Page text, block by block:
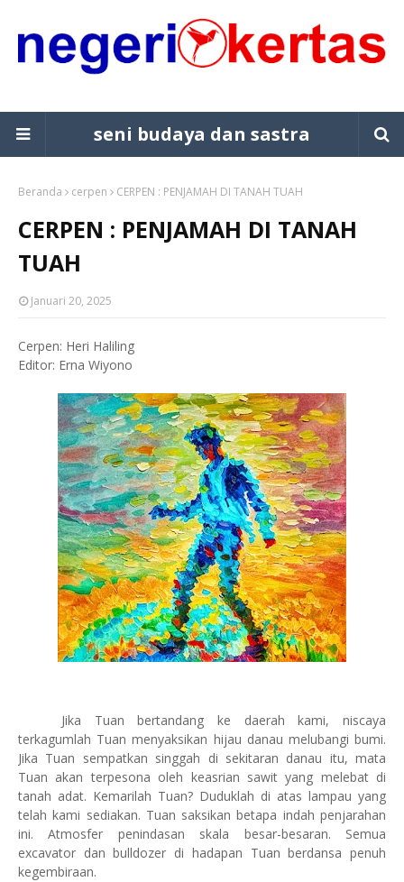
seni budaya dan sastra
Beranda cerpen CERPEN : PENJAMAH DI TANAH TUAH
CERPEN : PENJAMAH DI TANAH
TUAH
Januari 20, 2025
Cerpen: Heri Haliling
Editor: Erna Wiyono
Jika Tuan bertandang ke daerah kami, niscaya
terkagumlah Tuan menyaksikan hijau danau melubangi bumi.
Jika Tuan sempatkan singgah di sekitaran danau itu, mata
Tuan akan terpesona oleh keasrian sawit yang melebat di
tanah adat. Kemarilah Tuan? Duduklah di atas lampau yang
telah kami sediakan. Tuan saksikan betapa indah penjarahan
ini. Atmosfer penindasan skala besar-besaran. Semua
excavator dan bulldozer di hadapan Tuan berdansa penuh
kegembiraan.